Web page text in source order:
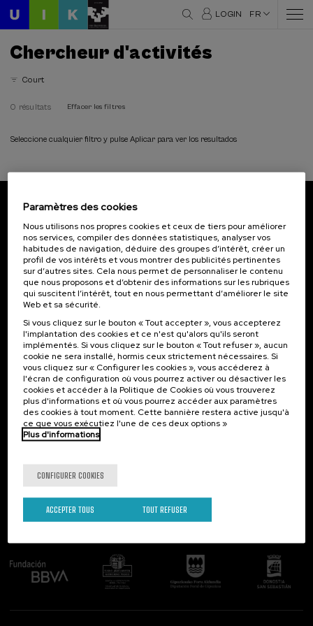
LOGIN FR
Chercheur d'activités
Court
0 résultats Effacer les filtres
Seleccione cualquier filtro y pulse Aplicar para ver los resultados
Inscrivez-vous pour être le premier à recevoir les
actualités de l'UIK.
S'abonner
Contact
Palacio Miramar
Paseo de Miraconcha, 48
20007 Donostia / San Sebastián
Gipuzkoa, Spain
Contactez-nous!
Intéressant...
Activités précédentes
Suivez-nous
Paramètres des cookies
Nous utilisons nos propres cookies et ceux de tiers pour améliorer
nos services, compiler des données statistiques, analyser vos
habitudes de navigation, déduire des groupes d’intérêt, créer un
profil de vos intérêts et vous montrer des publicités pertinentes
sur d’autres sites. Cela nous permet de personnaliser le contenu
que nous proposons et d’obtenir des informations sur les rubriques
qui suscitent l’intérêt, tout en nous permettant d’améliorer le site
Web et sa sécurité.
Si vous cliquez sur le bouton « Tout accepter », vous accepterez
l'implantation des cookies et ce n'est qu'alors qu'ils seront
implémentés. Si vous cliquez sur le bouton « Tout refuser », aucun
cookie ne sera installé, hormis ceux strictement nécessaires. Si
vous cliquez sur « Configurer les cookies », vous accéderez à
l'écran de configuration où vous pourrez activer ou désactiver les
cookies et accéder à la Politique de Cookies où vous trouverez
plus d'informations et où vous pourrez accéder aux paramètres
des cookies à tout moment. Cette bannière restera active jusqu'à
ce que vous exécutiez l'une de ces deux options »
Plus d'informations
CONFIGURER COOKIES
TOUT REFUSER
ACCEPTER TOUS